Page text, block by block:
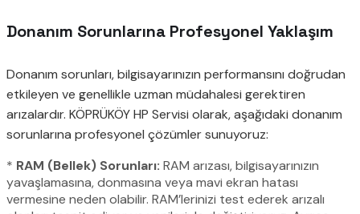
Donanım Sorunlarına Profesyonel Yaklaşım
Donanım sorunları, bilgisayarınızın performansını doğrudan
etkileyen ve genellikle uzman müdahalesi gerektiren
arızalardır. KÖPRÜKÖY HP Servisi olarak, aşağıdaki donanım
sorunlarına profesyonel çözümler sunuyoruz:
* RAM (Bellek) Sorunları: RAM arızası, bilgisayarınızın
yavaşlamasına, donmasına veya mavi ekran hatası
vermesine neden olabilir. RAM’lerinizi test ederek arızalı